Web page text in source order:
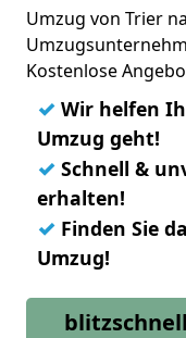
Umzug von Trier
Kostenlose
✓ Wir helfen
Umzug geht!
✓ Schnell &
erhalten!
✓ Finden Sie
Umzug!